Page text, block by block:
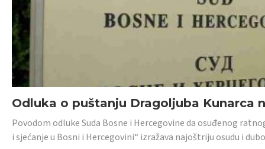
Odluka o puštanju Dragoljuba Kunarca
Povodom odluke Suda Bosne i Hercegovine da osuđenog
i sjećanje u Bosni i Hercegovini“ izražava najoštriju osudu i